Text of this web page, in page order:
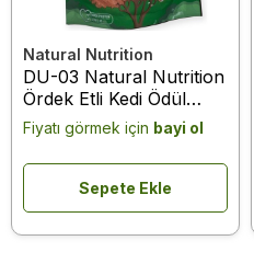
Natural Nutrition
DU-03 Natural Nutrition
Ördek Etli Kedi Ödül
Maması 75 Gr
Fiyatı görmek için bayi ol
Sepete Ekle